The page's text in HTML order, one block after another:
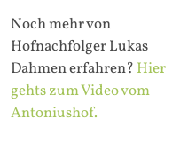
Noch mehr von
Hofnachfolger Lukas
Dahmen erfahren? Hier
gehts zum Video vom
Antoniushof.